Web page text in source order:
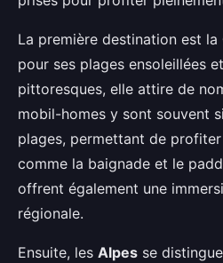
La première destination est la
pour ses plages ensoleillées
pittoresques, elle attire de
mobil-homes y sont souvent
plages, permettant de
comme la baignade et le
offrent également une
régionale.
Ensuite, les Alpes se